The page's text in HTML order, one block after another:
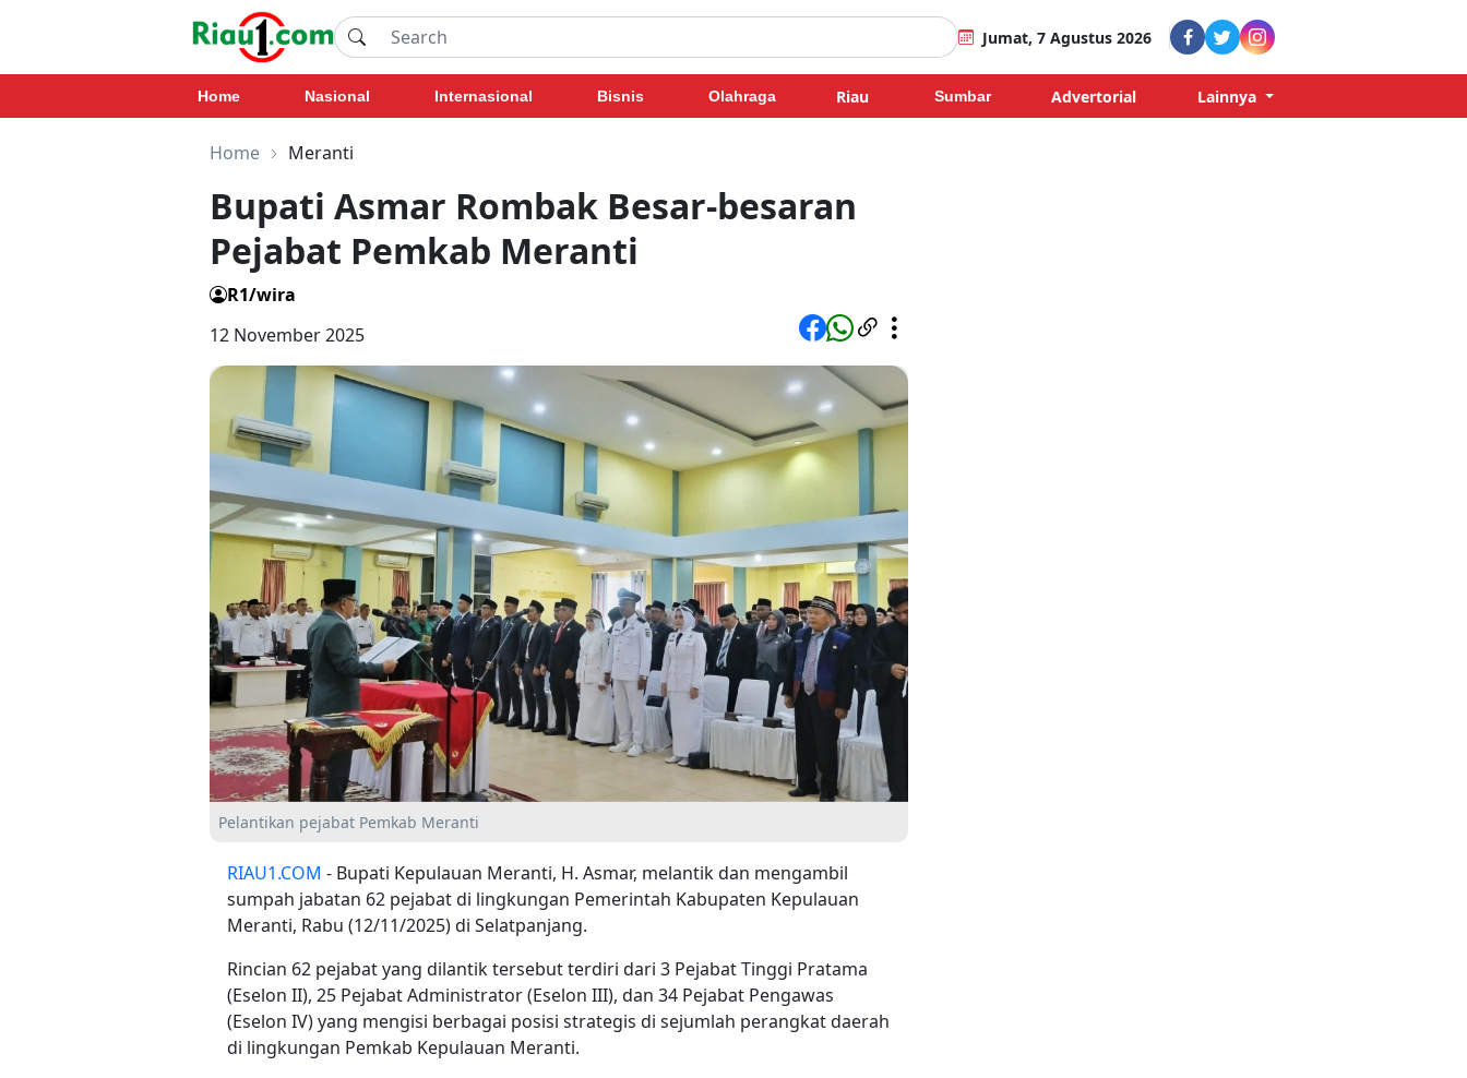
Jumat, 7 Agustus 2026
Home Nasional Internasional Bisnis Olahraga Riau Sumbar Advertorial Lainnya
Home Meranti
Bupati Asmar Rombak Besar-besaran
Pejabat Pemkab Meranti
R1/wira
12 November 2025
Pelantikan pejabat Pemkab Meranti
RIAU1.COM - Bupati Kepulauan Meranti, H. Asmar, melantik dan mengambil
sumpah jabatan 62 pejabat di lingkungan Pemerintah Kabupaten Kepulauan
Meranti, Rabu (12/11/2025) di Selatpanjang.
Rincian 62 pejabat yang dilantik tersebut terdiri dari 3 Pejabat Tinggi Pratama
(Eselon II), 25 Pejabat Administrator (Eselon III), dan 34 Pejabat Pengawas
(Eselon IV) yang mengisi berbagai posisi strategis di sejumlah perangkat daerah
di lingkungan Pemkab Kepulauan Meranti.